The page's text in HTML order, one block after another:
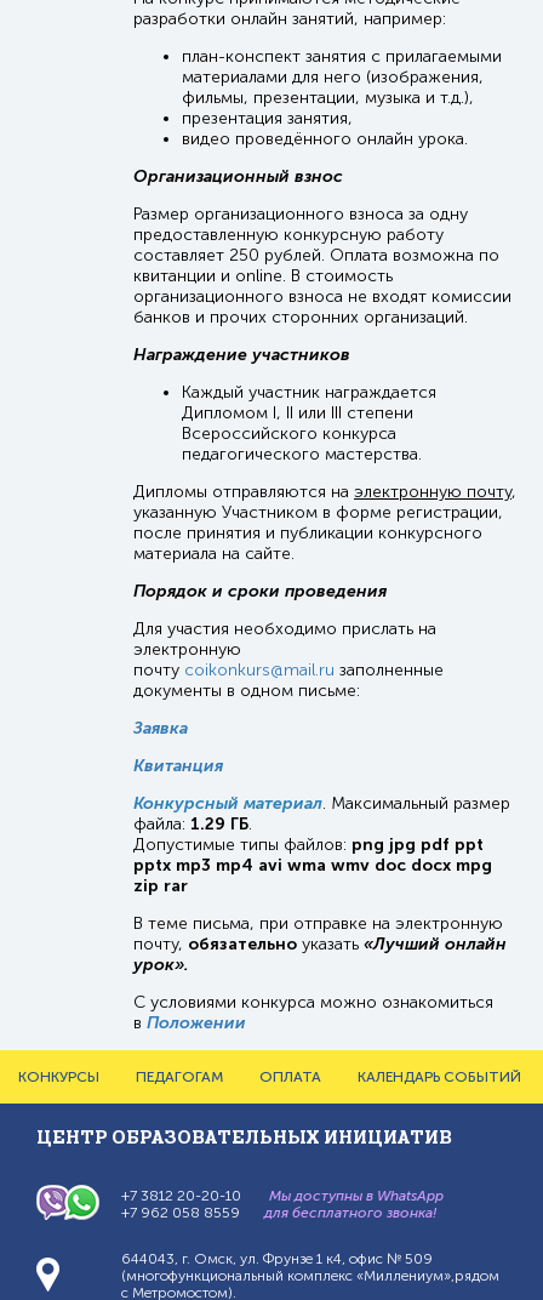
разработки онлайн занятий, например:
план-конспект занятия с прилагаемыми
материалами для него (изображения,
фильмы, презентации, музыка и т.д.),
презентация занятия,
видео проведённого онлайн урока.
Организационный взнос
Размер организационного взноса за одну
предоставленную конкурсную работу
составляет 250 рублей. Оплата возможна по
квитанции и online. В стоимость
организационного взноса не входят комиссии
банков и прочих сторонних организаций.
Награждение участников
Каждый участник награждается
Дипломом I, II или III степени
Всероссийского конкурса
педагогического мастерства.
Дипломы отправляются на электронную почту,
указанную Участником в форме регистрации,
после принятия и публикации конкурсного
материала на сайте.
Порядок и сроки проведения
Для участия необходимо прислать на
электронную
почту coikonkurs@mail.ru заполненные
документы в одном письме:
Заявка
Квитанция
Конкурсный материал. Максимальный размер
файла: 1.29 ГБ.
Допустимые типы файлов: png jpg pdf ppt
pptx mp3 mp4 avi wma wmv doc docx mpg
zip rar
В теме письма, при отправке на электронную
почту, обязательно указать «Лучший онлайн
урок».
С условиями конкурса можно ознакомиться
в Положении
Главное
меню
КОНКУРСЫ ПЕДАГОГАМ ОПЛАТА КАЛЕНДАРЬ СОБЫТИЙ
ЦЕНТР ОБРАЗОВАТЕЛЬНЫХ ИНИЦИАТИВ
+7 3812 20-20-10
Мы доступны в WhatsApp
+7 962 058 8559
для бесплатного звонка!
644043, г. Омск, ул. Фрунзе 1 к4, офис № 509
(многофункциональный комплекс «Миллениум»,рядом
с Метромостом).